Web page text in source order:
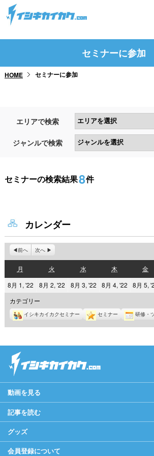
トップページ
研修・ツアーに参加
セミナーに参加
HOME セミナーに参加
エリアで検索
ジャンルで検索
セミナーの検索結果8件
カレンダー
前へ 次へ
月
曜
日
火
曜
日
水水
曜
日
木
曜
日
金金
曜
日
8月 1, '222022
年
8
月
1
8月 2, '222022
年
8
月
2
8月 3, '222022
年
8
月
3
8月 4, '22
2022
年
8
月
4
8月 5,
カテゴリー
イシキカイカクセミナー セミナー 研修・
動画を見る
記事を読む
グッズ
会員登録について